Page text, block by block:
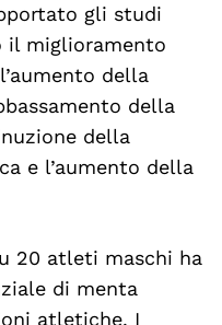
gli studi
il miglioramento
della
della
della
e l’aumento della
20 atleti maschi ha
di menta
atletiche. I